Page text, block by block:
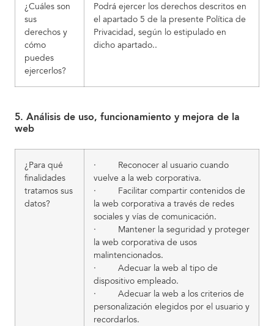
¿Cuáles son
sus
derechos y
cómo
puedes
ejercerlos?
Podrá ejercer los derechos descritos en
el apartado 5 de la presente Política de
Privacidad, según lo estipulado en
dicho apartado..
5. Análisis de uso, funcionamiento y mejora de la
web
¿Para qué
finalidades
tratamos sus
datos?
· Reconocer al usuario cuando
vuelve a la web corporativa.
· Facilitar compartir contenidos de
la web corporativa a través de redes
sociales y vías de comunicación.
· Mantener la seguridad y proteger
la web corporativa de usos
malintencionados.
· Adecuar la web al tipo de
dispositivo empleado.
· Adecuar la web a los criterios de
personalización elegidos por el usuario y
recordarlos.